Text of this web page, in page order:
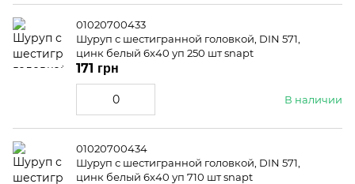
01020700433
Шуруп с шестигранной головкой, DIN 571,
цинк белый 6x40 уп 250 шт snapt
В наличии
171 грн
01020700434
Шуруп с шестигранной головкой, DIN 571,
цинк белый 6x40 уп 710 шт snapt